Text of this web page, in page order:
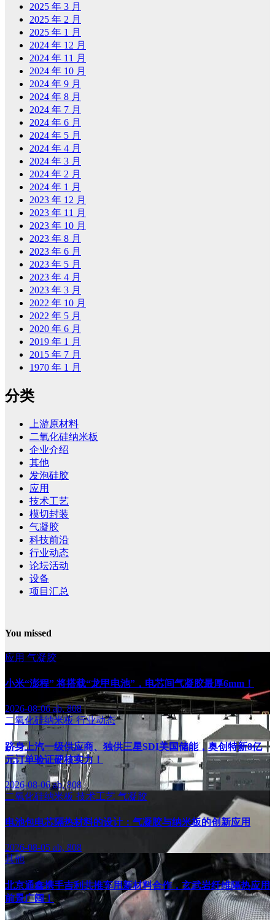
2025 年 3 月
2025 年 2 月
2025 年 1 月
2024 年 12 月
2024 年 11 月
2024 年 10 月
2024 年 9 月
2024 年 8 月
2024 年 7 月
2024 年 6 月
2024 年 5 月
2024 年 4 月
2024 年 3 月
2024 年 2 月
2024 年 1 月
2023 年 12 月
2023 年 11 月
2023 年 10 月
2023 年 8 月
2023 年 6 月
2023 年 5 月
2023 年 4 月
2023 年 3 月
2022 年 10 月
2022 年 5 月
2020 年 6 月
2019 年 1 月
2015 年 7 月
1970 年 1 月
分类
上游原材料
二氧化硅纳米板
企业介绍
其他
发泡硅胶
应用
技术工艺
模切封装
气凝胶
科技前沿
行业动态
论坛活动
设备
项目汇总
You missed
应用 气凝胶
小米“澎程” 将搭载“龙甲电池”，电芯间气凝胶最厚6mm！
2026-08-06ab, 808
二氧化硅纳米板 行业动态
跻身上汽一级供应商、独供三星SDI美国储能，奥创特新8亿
元订单验证硬核实力！
2026-08-06ab, 808
二氧化硅纳米板 技术工艺 气凝胶
电池包电芯隔热材料的设计：气凝胶与纳米板的创新应用
2026-08-05 ab, 808
其他
北京通鑫携手吉利共推车用新材料合作，玄武岩纤维隔热应用
前景广阔！